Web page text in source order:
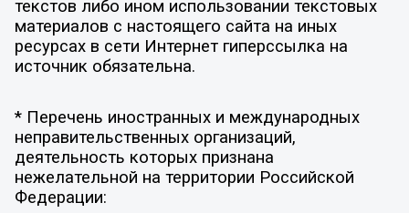
текстов либо ином использовании текстовых
материалов с настоящего сайта на иных
ресурсах в сети Интернет гиперссылка на
источник обязательна.
* Перечень иностранных и международных
неправительственных организаций,
деятельность которых признана
нежелательной на территории Российской
Федерации: